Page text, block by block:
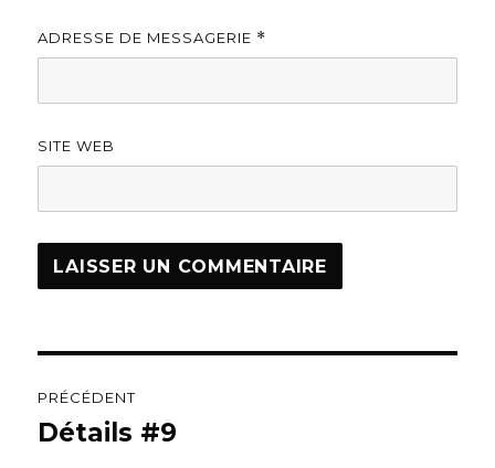
ADRESSE DE MESSAGERIE *
SITE WEB
de
PRÉCÉDENT
Article
Détails #9